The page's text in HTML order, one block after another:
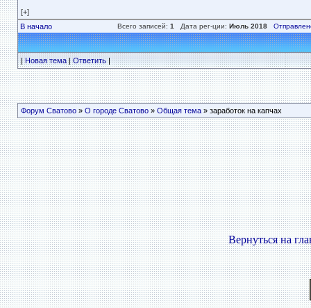
[+]
В начало Всего записей: 1 Дата рег-ции: Июль 2018
|Новая тема|Ответить|
Форум Сватово» О городе Сватово» Общая тема» заработок на капчах
Вернуться на